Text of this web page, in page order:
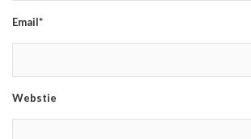
Email*
Webstie